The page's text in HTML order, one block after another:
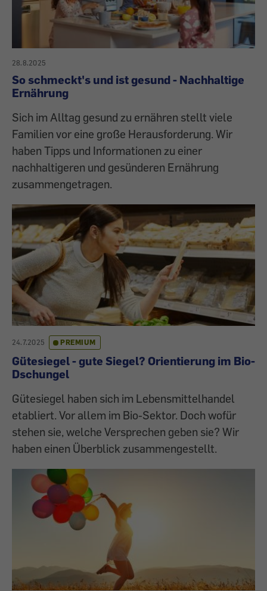
28.8.2025
So schmeckt's und ist gesund - Nachhaltige
Ernährung
Sich im Alltag gesund zu ernähren stellt viele
Familien vor eine große Herausforderung. Wir
haben Tipps und Informationen zu einer
nachhaltigeren und gesünderen Ernährung
zusammengetragen.
24.7.2025 PREMIUM
Gütesiegel - gute Siegel? Orientierung im Bio-
Dschungel
Gütesiegel haben sich im Lebensmittelhandel
etabliert. Vor allem im Bio-Sektor. Doch wofür
stehen sie, welche Versprechen geben sie? Wir
haben einen Überblick zusammengestellt.